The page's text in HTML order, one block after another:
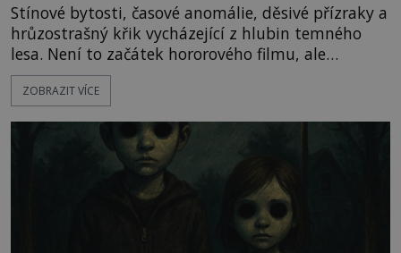
Stínové bytosti, časové anomálie, děsivé přízraky a
hrůzostrašný křik vycházející z hlubin temného
lesa. Není to začátek hororového filmu, ale
události, které popisují návštěvníci lesů, které jsou
označovány jako nejděsivější na světě. Lidé bydlící
vyhýbají! Už jste o těchto lesích slyšeli? A odvážili
byste se je navštívit? [gallery ids="17
ZOBRAZIT VÍCE